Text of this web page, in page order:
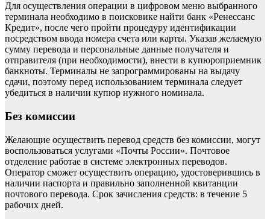
Для осуществления операции в цифровом меню выбранного
терминала необходимо в поисковике найти банк «Ренессанс
Кредит», после чего пройти процедуру идентификации
посредством ввода номера счета или карты. Указав желаемую
сумму перевода и персональные данные получателя и
отправителя (при необходимости), внести в купюроприемник
банкноты. Терминалы не запрограммированы на выдачу
сдачи, поэтому перед использованием терминала следует
убедиться в наличии купюр нужного номинала.
Без комиссии
Желающие осуществить перевод средств без комиссии, могут
воспользоваться услугами «Почты России». Почтовое
отделение работае в системе электронных переводов.
Оператор сможет осуществить операцию, удостоверившись в
наличии паспорта и правильно заполненной квитанции
почтового перевода. Срок зачисления средств: в течение 5
рабочих дней.